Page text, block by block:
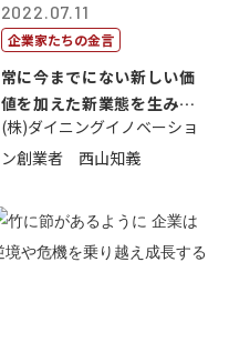
2022.07.11
企業家たちの金言
常に今までにない新しい価
値を加えた新業態を生み出
すこと
(株)ダイニングイノベーショ
ン創業者 西山知義